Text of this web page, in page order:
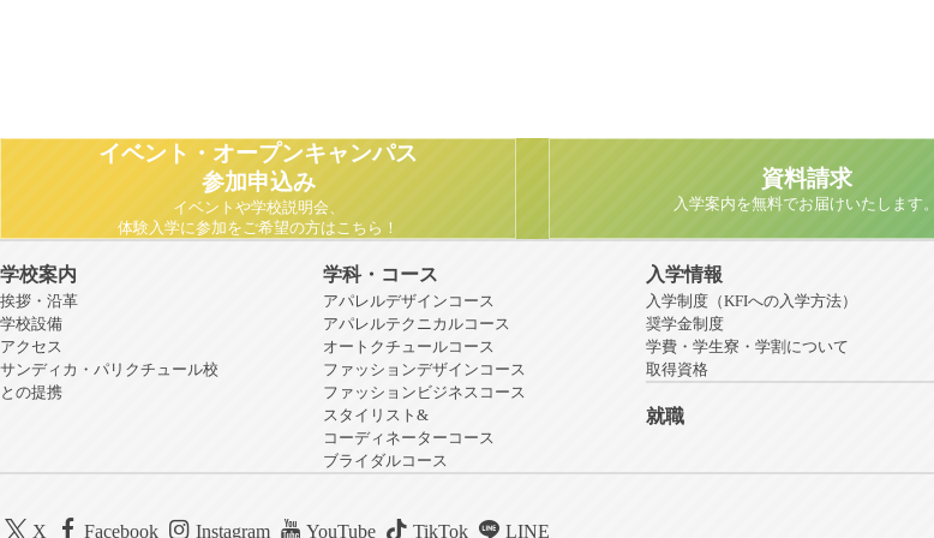
イベント・オープンキャンパス
参加申込み
イベントや学校説明会、
体験入学に参加をご希望の方はこちら！
資料請求
入学案内を無料でお届けいたします。
学校案内
挨拶・沿革
学校設備
アクセス
サンディカ・パリクチュール校
との提携
学科・コース
アパレルデザインコース
アパレルテクニカルコース
オートクチュールコース
ファッションデザインコース
ファッションビジネスコース
スタイリスト&
コーディネーターコース
ブライダルコース
入学情報
入学制度（KFIへの入学方法）
奨学金制度
学費・学生寮・学割について
取得資格
就職
X Facebook Instagram YouTube TikTok LINE